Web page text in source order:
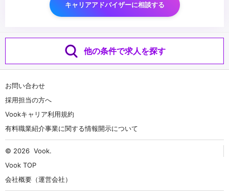
キャリアアドバイザーに相談する
他の条件で求人を探す
お問い合わせ
採用担当の方へ
Vookキャリア利用規約
有料職業紹介事業に関する情報開示について
© 2026 Vook.
Vook TOP
会社概要（運営会社）